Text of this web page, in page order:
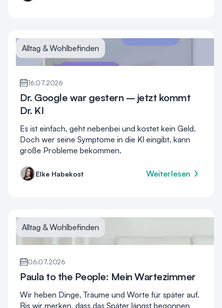
Alltag & Wohlbefinden
16.07.2026
Dr. Google war gestern – jetzt kommt
Dr. KI
Es ist einfach, geht nebenbei und kostet kein Geld.
Doch wer seine Symptome in die KI eingibt, kann
große Probleme bekommen.
Elke Habekost Weiterlesen
Alltag & Wohlbefinden
06.07.2026
Paula to the People: Mein Wartezimmer
Wir heben Dinge, Träume und Worte für später auf.
Bis wir merken, dass das Später längst begonnen